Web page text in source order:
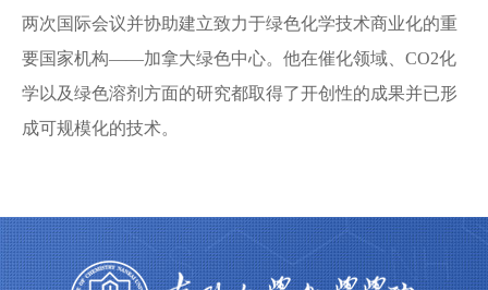
两次国际会议并协助建立致力于绿色化学技术商业化的重
要国家机构——加拿大绿色中心。他在催化领域、CO2化
学以及绿色溶剂方面的研究都取得了开创性的成果并已形
成可规模化的技术。